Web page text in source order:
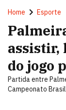
Home Esporte
assistir,
do jogo
Partida entre
Campeonato